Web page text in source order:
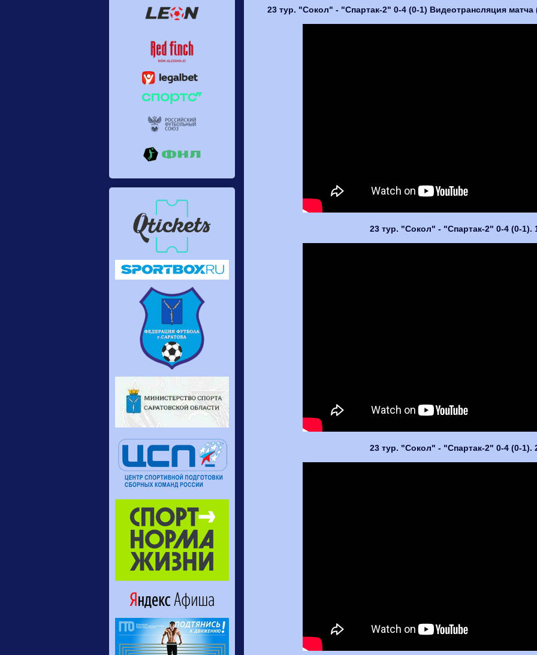
23 тур. "Сокол" - "Спартак-2" 0-4 (0-1) Видеотрансляция
23 тур. "Сокол" - "Спартак-2" 0-4 (0-1).
23 тур. "Сокол" - "Спартак-2" 0-4 (0-1).